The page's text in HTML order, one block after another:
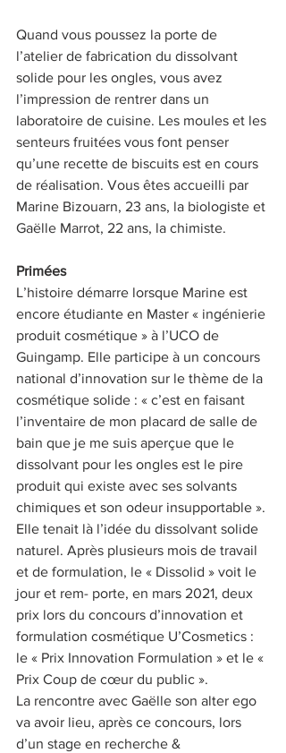
Quand vous poussez la porte de
l’atelier de fabrication du dissolvant
solide pour les ongles, vous avez
l’impression de rentrer dans un
laboratoire de cuisine. Les moules et les
senteurs fruitées vous font penser
qu’une recette de biscuits est en cours
de réalisation. Vous êtes accueilli par
Marine Bizouarn, 23 ans, la biologiste et
Gaëlle Marrot, 22 ans, la chimiste.
Primées
L’histoire démarre lorsque Marine est
encore étudiante en Master « ingénierie
produit cosmétique » à l’UCO de
Guingamp. Elle participe à un concours
national d’innovation sur le thème de la
cosmétique solide : « c’est en faisant
l’inventaire de mon placard de salle de
bain que je me suis aperçue que le
dissolvant pour les ongles est le pire
produit qui existe avec ses solvants
chimiques et son odeur insupportable ».
Elle tenait là l’idée du dissolvant solide
naturel. Après plusieurs mois de travail
et de formulation, le « Dissolid » voit le
jour et rem- porte, en mars 2021, deux
prix lors du concours d’innovation et
formulation cosmétique U’Cosmetics :
le « Prix Innovation Formulation » et le «
Prix Coup de cœur du public ».
La rencontre avec Gaëlle son alter ego
va avoir lieu, après ce concours, lors
d’un stage en recherche &